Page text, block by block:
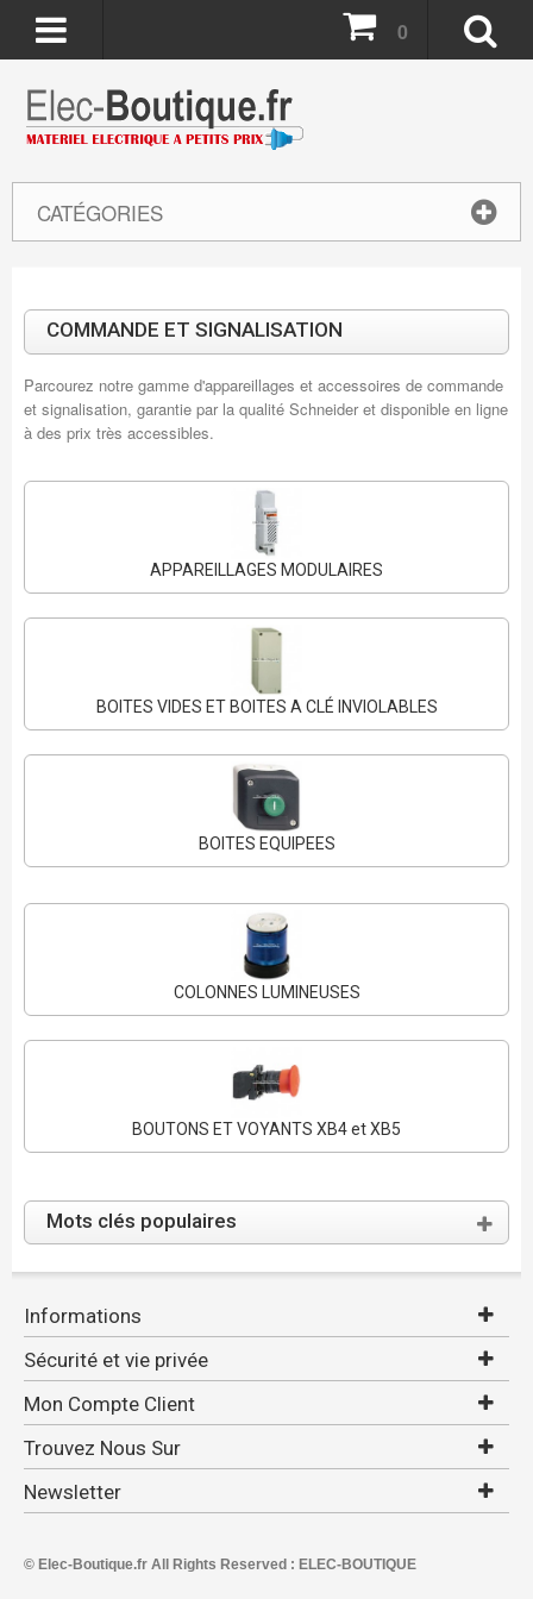
CATÉGORIES
0
COMMANDE ET SIGNALISATION
Parcourez notre gamme d'appareillages et accessoires de commande
et signalisation, garantie par la qualité Schneider et disponible en ligne
à des prix très accessibles.
APPAREILLAGES MODULAIRES
BOITES VIDES ET BOITES A CLÉ INVIOLABLES
BOITES EQUIPEES
COLONNES LUMINEUSES
BOUTONS ET VOYANTS XB4 et XB5
Mots clés populaires
Informations
Sécurité et vie privée
Mon Compte Client
Trouvez Nous Sur
Newsletter
© Elec-Boutique.fr All Rights Reserved : ELEC-BOUTIQUE